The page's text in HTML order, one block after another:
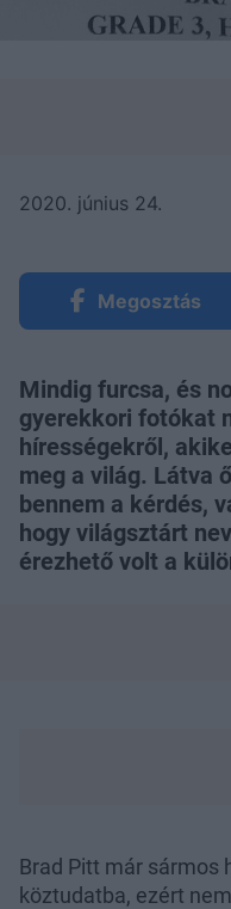
2020. június 24.
Megosztás
Mindig furcsa, és
gyerekkori fotókat
hírességekről,
meg a világ. Látva
bennem a kérdés,
hogy világsztárt
érezhető volt a
Brad Pitt már sármos
köztudatba, ezért